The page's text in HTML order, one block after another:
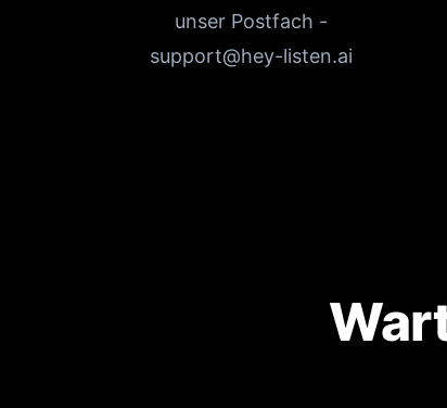
unser Postfach -
support@hey-listen.ai